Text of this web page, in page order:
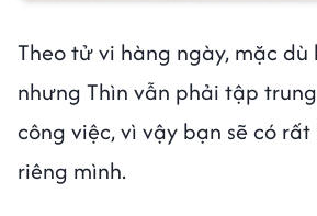
Theo tử vi hàng ngày, mặc
nhưng Thìn vẫn phải tập
công việc, vì vậy bạn sẽ có
riêng mình.